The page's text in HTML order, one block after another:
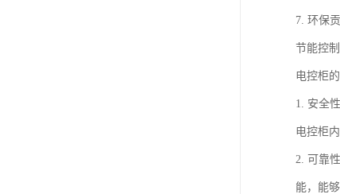
7. 环保
节能控
电控柜
1. 安全
电控柜
2. 可靠
能，能